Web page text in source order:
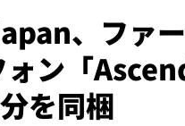
2026.08.04
日刊出版ニュースま
年8月3日 ]
「講談社、著者向
化」など、週刊出版ニュースまとめ
、ファ
ォン「
を同梱